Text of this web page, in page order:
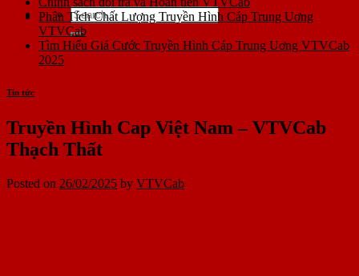
Phân Tích Chất Lượng Truyền Hình Cáp Trung Uơng
VTVCab
Tìm Hiểu Giá Cước Truyền Hình Cáp Trung Uơng VTVCab
2025
Tin tức
Truyền Hình Cap Việt Nam – VTVCab
Thạch Thất
Posted on 26/02/2025 by VTVCab